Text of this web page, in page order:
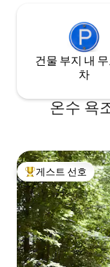
건물 부지 내
차
온수 욕
상위 게스트 선호
게스트 선호